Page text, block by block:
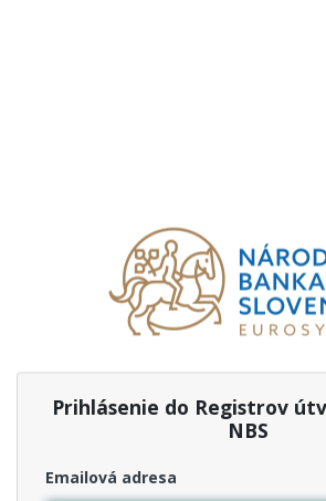
Prihlásenie do Registrov
NBS
Emailová adresa